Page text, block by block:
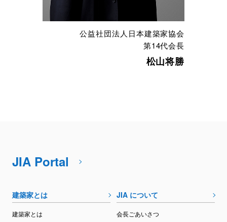
公益社団法人日本建築家協会
第14代会長
松山将勝
JIA Portal
建築家とは
建築家とは
JIA について
会長ごあいさつ